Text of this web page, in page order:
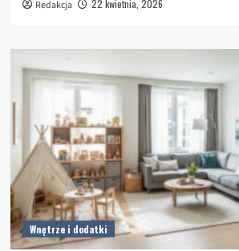
Redakcja 22 kwietnia, 2026
Wnętrze i dodatki